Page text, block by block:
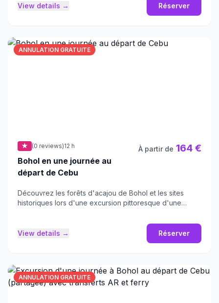
View details → Réserver
ANNULATION GRATUITE
★ (0 reviews)12 h
Bohol en une journée au
départ de Cebu
À partir de 164 €
Découvrez les forêts d'acajou de Bohol et les sites
historiques lors d'une excursion pittoresque d'une
View details → Réserver
ANNULATION GRATUITE